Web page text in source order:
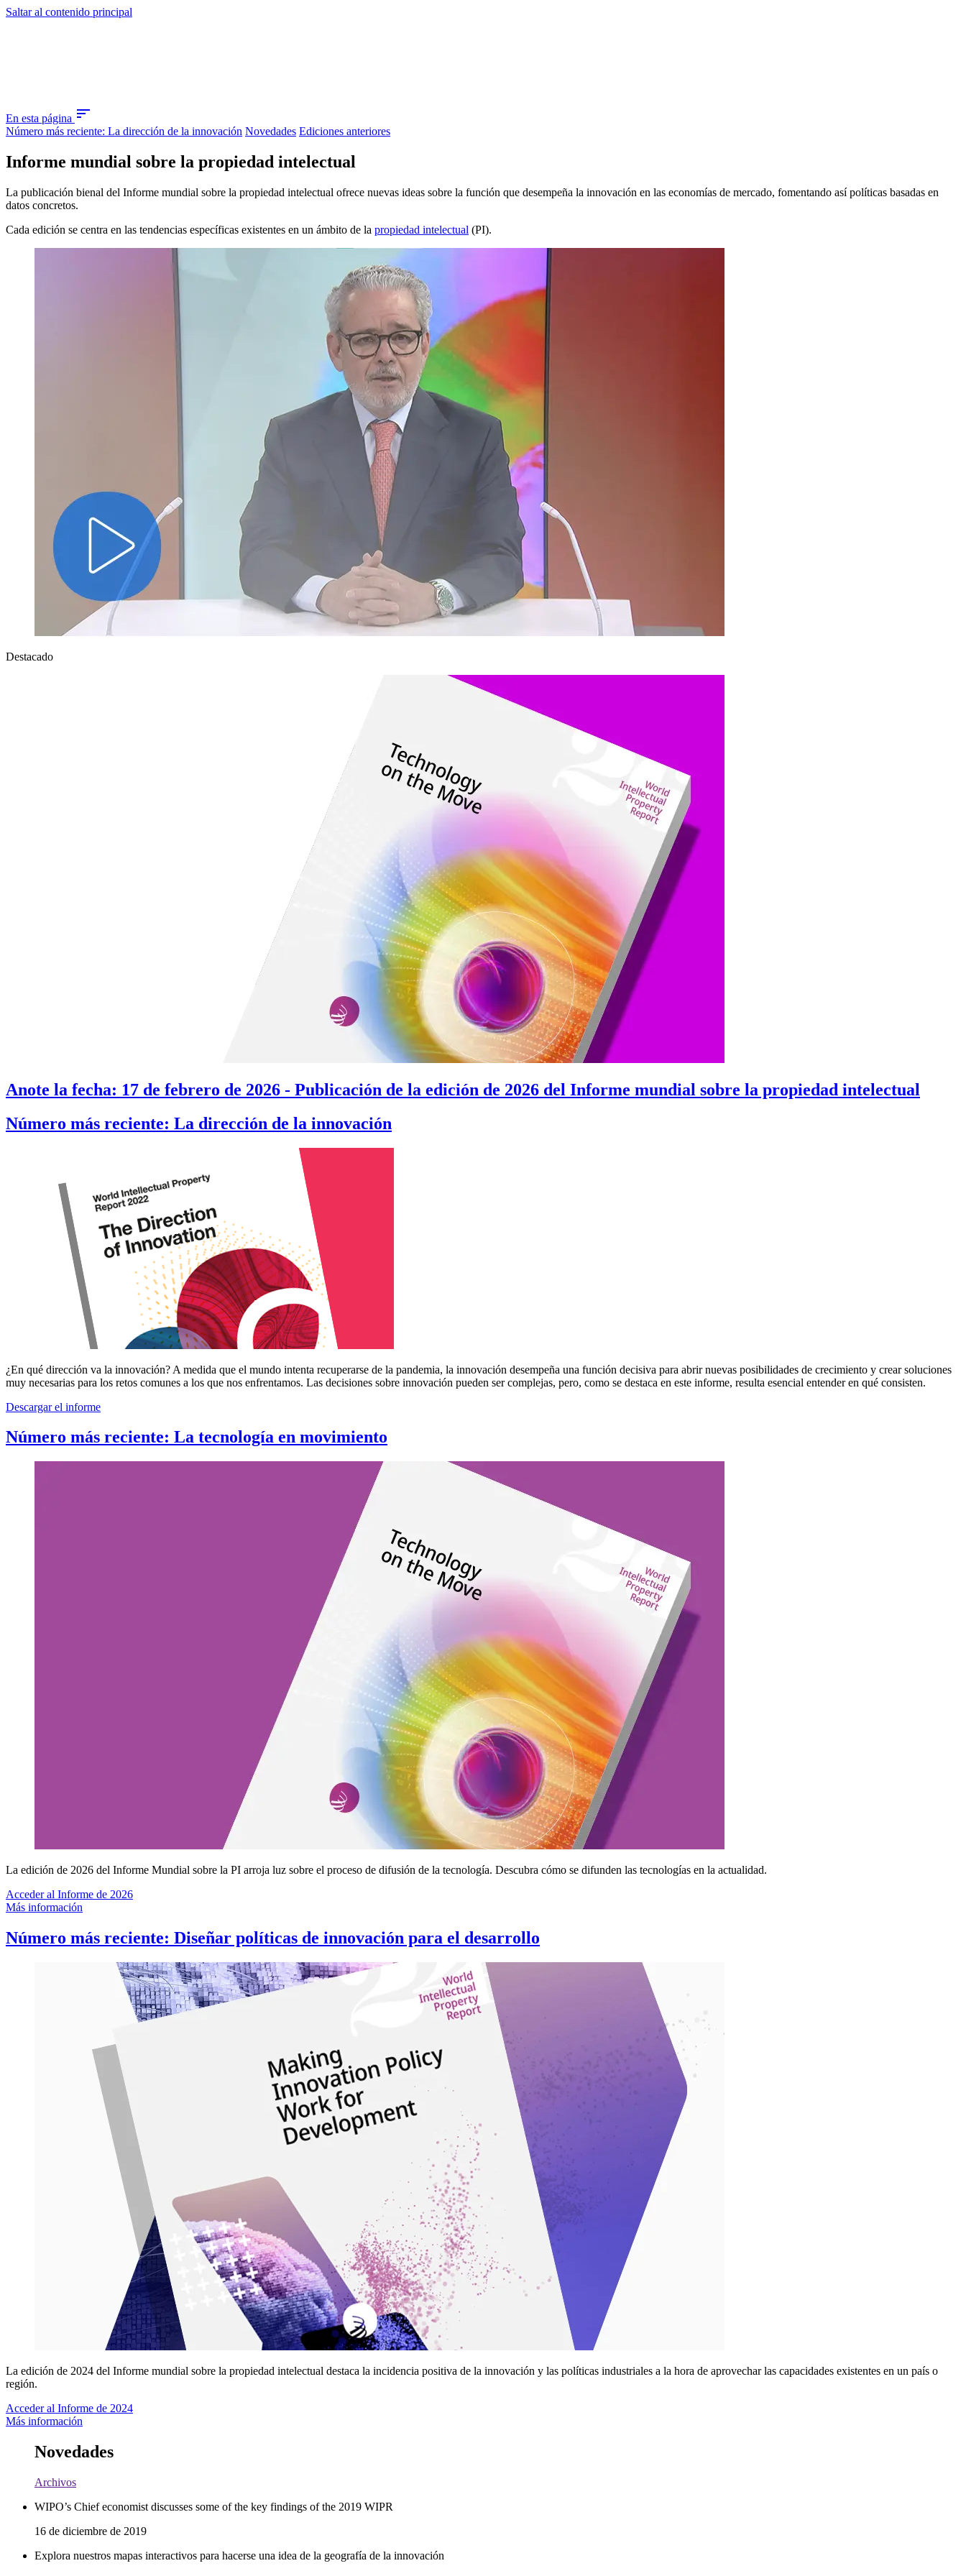
Saltar al contenido principal
En esta página sort
Número más reciente: La dirección de la innovación Novedades Ediciones anteriores
Informe mundial sobre la propiedad intelectual
La publicación bienal del Informe mundial sobre la propiedad intelectual ofrece nuevas ideas sobre la función que desempeña la innovación en las economías de mercado, fomentando así políticas basadas en
datos concretos.
Cada edición se centra en las tendencias específicas existentes en un ámbito de la propiedad intelectual (PI).
Destacado
Anote la fecha: 17 de febrero de 2026 - Publicación de la edición de 2026 del Informe mundial sobre la propiedad intelectual
Número más reciente: La dirección de la innovación
¿En qué dirección va la innovación? A medida que el mundo intenta recuperarse de la pandemia, la innovación desempeña una función decisiva para abrir nuevas posibilidades de crecimiento y crear soluciones
muy necesarias para los retos comunes a los que nos enfrentamos. Las decisiones sobre innovación pueden ser complejas, pero, como se destaca en este informe, resulta esencial entender en qué consisten.
Descargar el informe
Número más reciente: La tecnología en movimiento
La edición de 2026 del Informe Mundial sobre la PI arroja luz sobre el proceso de difusión de la tecnología. Descubra cómo se difunden las tecnologías en la actualidad.
Acceder al Informe de 2026
Más información
Número más reciente: Diseñar políticas de innovación para el desarrollo
La edición de 2024 del Informe mundial sobre la propiedad intelectual destaca la incidencia positiva de la innovación y las políticas industriales a la hora de aprovechar las capacidades existentes en un país o
región.
Acceder al Informe de 2024
Más información
Novedades
Archivos
WIPO’s Chief economist discusses some of the key findings of the 2019 WIPR
16 de diciembre de 2019
Explora nuestros mapas interactivos para hacerse una idea de la geografía de la innovación